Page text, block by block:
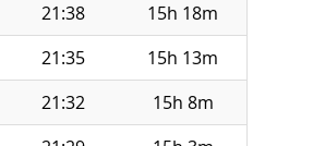
21:38
15h 18m
21:35
15h 13m
21:32
15h 8m